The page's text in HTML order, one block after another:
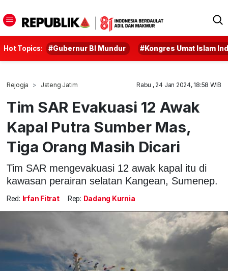
Hot Topics: #Gubernur BI Mundur #Kongres Umat Islam
Rejogja Jateng Jatim Rabu , 24 Jan 2024, 18:58 WIB
Tim SAR Evakuasi 12 Awak
Kapal Putra Sumber Mas,
Tiga Orang Masih Dicari
Tim SAR mengevakuasi 12 awak kapal itu di
kawasan perairan selatan Kangean, Sumenep.
Red: Irfan Fitrat Rep: Dadang Kurnia